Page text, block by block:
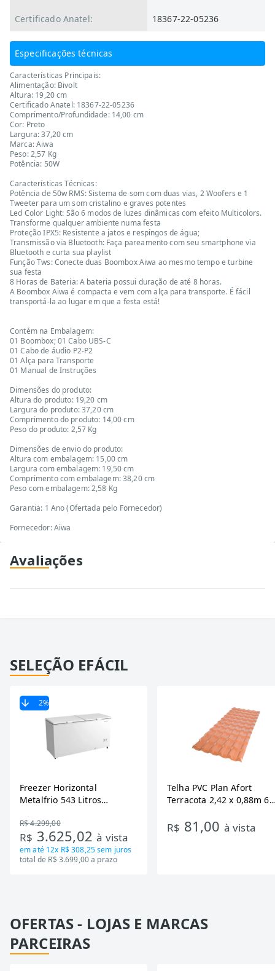
Certificado Anatel: 18367-22-05236
Especificações técnicas
Características Principais:
Alimentação: Bivolt
Altura: 19,20 cm
Certificado Anatel: 18367-22-05236
Comprimento/Profundidade: 14,00 cm
Cor: Preto
Largura: 37,20 cm
Marca: Aiwa
Peso: 2,57 Kg
Potência: 50W
Características Técnicas:
Potência de 50w RMS: Sistema de som com duas vias, 2 Woofers e 1
Tweeter para um som cristalino e graves potentes
Led Color Light: São 6 modos de luzes dinâmicas com efeito Multicolors.
Transforme qualquer ambiente numa festa
Proteção IPX5: Resistente a jatos e respingos de água;
Transmissão via Bluetooth: Faça pareamento com seu smartphone via
Bluetooth e curta sua playlist
Função Tws: Conecte duas Boombox Aiwa ao mesmo tempo e turbine
sua festa
8 Horas de Bateria: A bateria possui duração de até 8 horas.
A Boombox Aiwa é compacta e vem com alça para transporte. É fácil
transportá-la ao lugar em que a festa está!
Contém na Embalagem:
01 Boombox; 01 Cabo UBS-C
01 Cabo de áudio P2-P2
01 Alça para Transporte
01 Manual de Instruções
Dimensões do produto:
Altura do produto: 19,20 cm
Largura do produto: 37,20 cm
Comprimento do produto: 14,00 cm
Peso do produto: 2,57 Kg
Dimensões de envio do produto:
Altura com embalagem: 15,00 cm
Largura com embalagem: 19,50 cm
Comprimento com embalagem: 38,20 cm
Peso com embalagem: 2,58 Kg
Garantia: 1 Ano (Ofertada pelo Fornecedor)
Fornecedor: Aiwa
Avaliações
SELEÇÃO EFÁCIL
2%
Freezer Horizontal
Metalfrio 543 Litros
Tecnologia Inverter, Branco,
Bivolt
R$ 4.299,00
R$ 3.625,02à vista
em até 12x R$ 308,25sem juros
total de R$ 3.699,00 a prazo
Telha PVC Plan Afort
Terracota 2,42 x 0,88m 6
R$ 81,00 à vista
OFERTAS - LOJAS E MARCAS
PARCEIRAS